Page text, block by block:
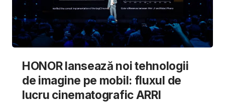
HONOR lansează noi tehnologii
de imagine pe mobil: fluxul de
lucru cinematografic ARRI